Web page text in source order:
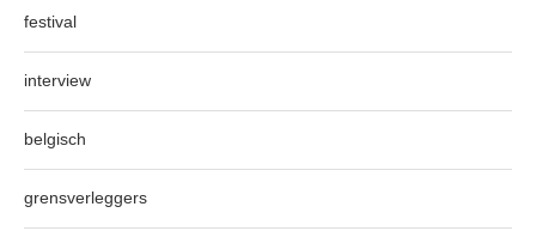
festival
interview
belgisch
grensverleggers